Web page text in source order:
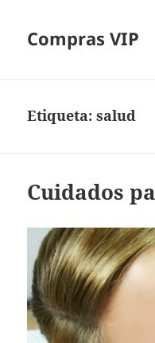
Compras VIP
Etiqueta:salud
Cuidados